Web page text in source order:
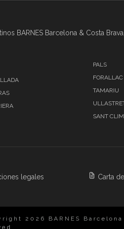
BARNES Barcelona & Costa
PALS
FORALLAC
TAMARIU
SANT
legales Carta
2026 BARNES